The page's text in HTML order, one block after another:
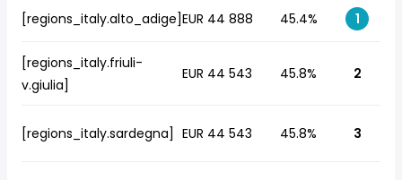
[regions_italy.alto_adige]EUR 44 888 45.4% 1
[regions_italy.friuli-
v.giulia]
EUR 44 543 45.8% 2
[regions_italy.sardegna] EUR 44 543 45.8% 3